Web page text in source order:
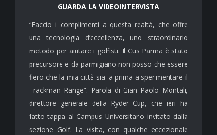
GUARDA LA VIDEOINTERVISTA
“Faccio i complimenti a questa realtà, che offre
una tecnologia d’eccellenza, uno straordinario
metodo per aiutare i golfisti. Il Cus Parma è stato
precursore e da parmigiano non posso che essere
fiero che la mia città sia la prima a sperimentare il
Trackman Range”. Parola di Gian Paolo Montali,
direttore generale della Ryder Cup, che ieri ha
fatto tappa al Campus Universitario invitato dalla
sezione Golf. La visita, con qualche eccezionale